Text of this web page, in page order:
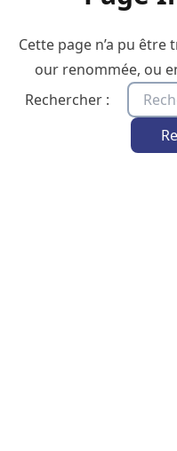
Cette page n’a pu être
our renommée, ou
Rechercher :